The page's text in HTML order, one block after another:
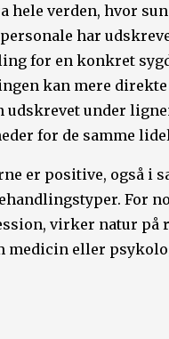
hele verden, hvor
har
for en konkret
kan mere
udskrevet under
for de samme
er positive, også i
For
virker natur på
medicin eller